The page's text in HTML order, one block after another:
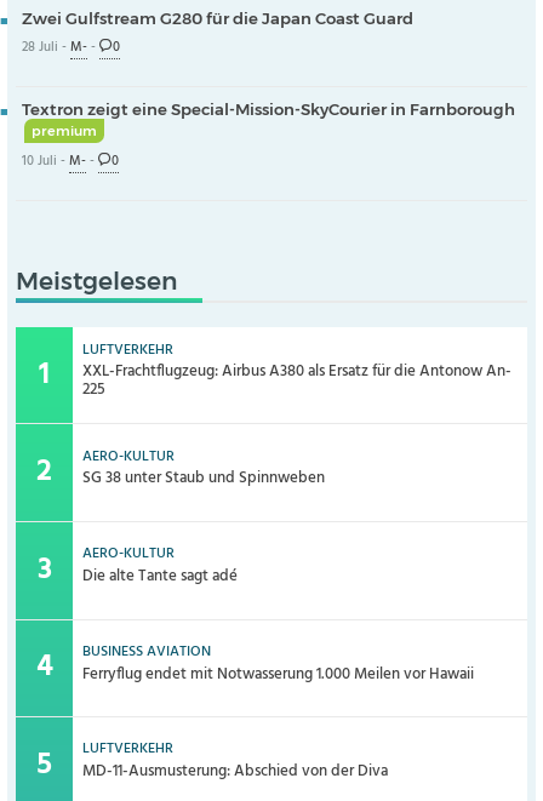
Zwei Gulfstream G280 für die Japan Coast Guard
28 Juli -M-- 0
Textron zeigt eine Special-Mission-SkyCourier in Farnborough
premium
10 Juli -M-- 0
Meistgelesen
LUFTVERKEHR
XXL-Frachtflugzeug: Airbus A380 als Ersatz für die Antonow An-
225
AERO-KULTUR
SG 38 unter Staub und Spinnweben
AERO-KULTUR
Die alte Tante sagt adé
BUSINESS AVIATION
Ferryflug endet mit Notwasserung 1.000 Meilen vor Hawaii
LUFTVERKEHR
MD-11-Ausmusterung: Abschied von der Diva